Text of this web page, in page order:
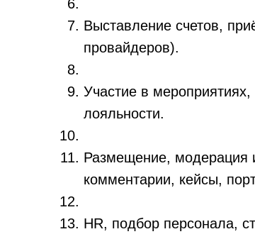
Выставление счетов,
провайдеров).
Участие в
лояльности.
Размещение, модерация
комментарии, кейсы,
HR, подбор персонала,